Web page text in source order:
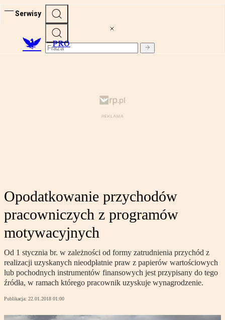
Serwisy
PRO
Opodatkowanie przychodów
pracowniczych z programów
motywacyjnych
Od 1 stycznia br. w zależności od formy zatrudnienia przychód z
realizacji uzyskanych nieodpłatnie praw z papierów wartościowych
lub pochodnych instrumentów finansowych jest przypisany do tego
źródła, w ramach którego pracownik uzyskuje wynagrodzenie.
Publikacja: 22.01.2018 01:00